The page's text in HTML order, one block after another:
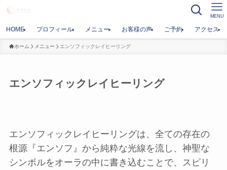
MENU
HOME プロフィール メニュー お客様の声 ご予約 アクセス
ホーム メニュー エンソフィックレイヒーリング
エンソフィックレイヒーリング
エンソフィックレイヒーリングは、全ての存在の
根源『エンソフ』から純粋な光線を流し、神聖な
シンボルをオーラの中に書き込むことで、スピリ